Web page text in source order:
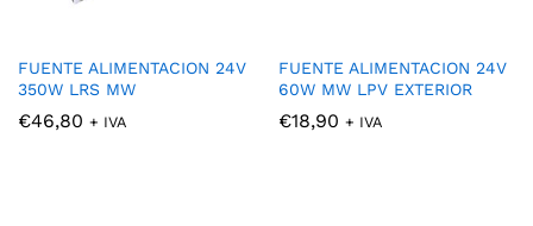
FUENTE ALIMENTACION 24V
350W LRS MW
€46,80 + IVA
FUENTE ALIMENTACION 24V
60W MW LPV EXTERIOR
€18,90 + IVA